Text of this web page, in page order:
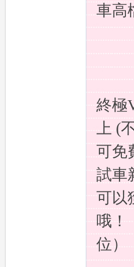
車高
終極
上 (
可免
試車
可以
哦！
位）